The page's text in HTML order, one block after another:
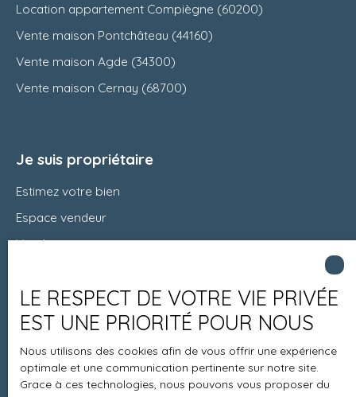
Location appartement Compiègne (60200)
Vente maison Pontchâteau (44160)
Vente maison Agde (34300)
Vente maison Cernay (68700)
Je suis propriétaire
Estimez votre bien
Espace vendeur
Vendre avec nous
Contact
Informations
LE RESPECT DE VOTRE VIE PRIVÉE
EST UNE PRIORITÉ POUR NOUS
Nous utilisons des cookies afin de vous offrir une expérience
optimale et une communication pertinente sur notre site.
Grace à ces technologies, nous pouvons vous proposer du